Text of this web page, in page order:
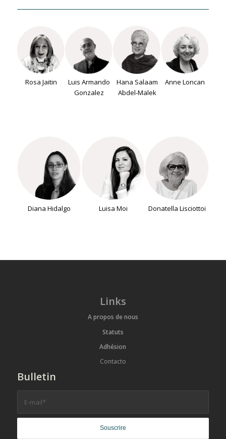
Rosa Jaitin
Luis Armando
Gonzalez
Hana Salaam
Abdel-Malek
Anne Loncan
Diana Hidalgo Luisa Moi Donatella Lisciottoi
Links
A propos de nous
Statuts
Adhésion
Contacto
Bulletin